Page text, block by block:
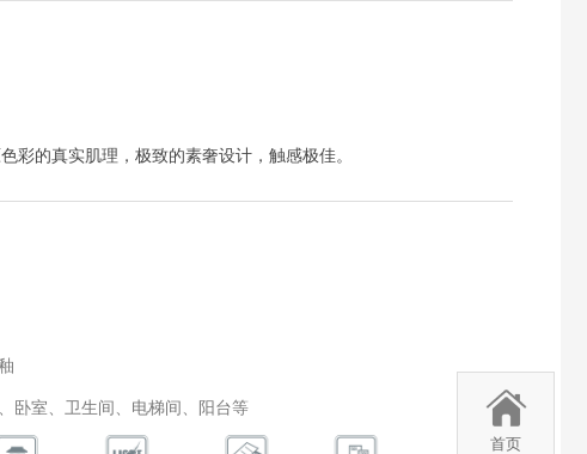
首页
彩的真实肌理，极致的素奢设计，触感极佳。
卧室、卫生间、电梯间、阳台等